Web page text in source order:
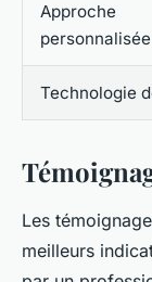
Approche
personnalisée
Technologie
Les
meilleurs